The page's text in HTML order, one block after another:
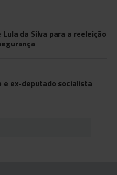
da Silva para a reeleição
e ex-deputado socialista